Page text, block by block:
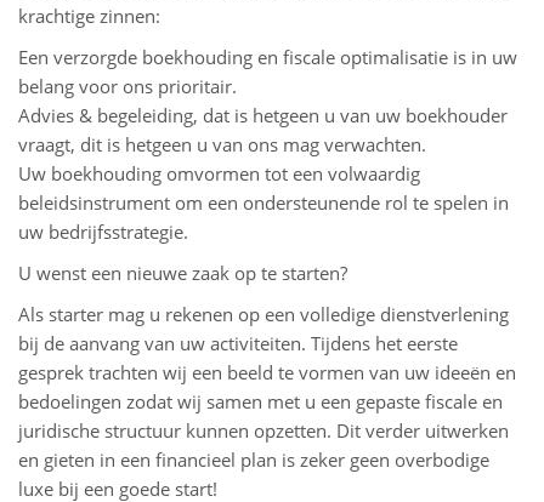
krachtige zinnen:
Een verzorgde boekhouding en fiscale optimalisatie is in uw
belang voor ons prioritair.
Advies & begeleiding, dat is hetgeen u van uw boekhouder
vraagt, dit is hetgeen u van ons mag verwachten.
Uw boekhouding omvormen tot een volwaardig
beleidsinstrument om een ondersteunende rol te spelen in
uw bedrijfsstrategie.
U wenst een nieuwe zaak op te starten?
Als starter mag u rekenen op een volledige dienstverlening
bij de aanvang van uw activiteiten. Tijdens het eerste
gesprek trachten wij een beeld te vormen van uw ideeën en
bedoelingen zodat wij samen met u een gepaste fiscale en
juridische structuur kunnen opzetten. Dit verder uitwerken
en gieten in een financieel plan is zeker geen overbodige
luxe bij een goede start!